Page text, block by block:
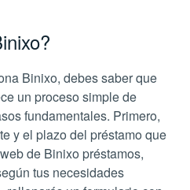
Binixo, debes saber que
un proceso simple de
fundamentales. Primero,
y el plazo del préstamo que
de Binixo préstamos,
tus necesidades